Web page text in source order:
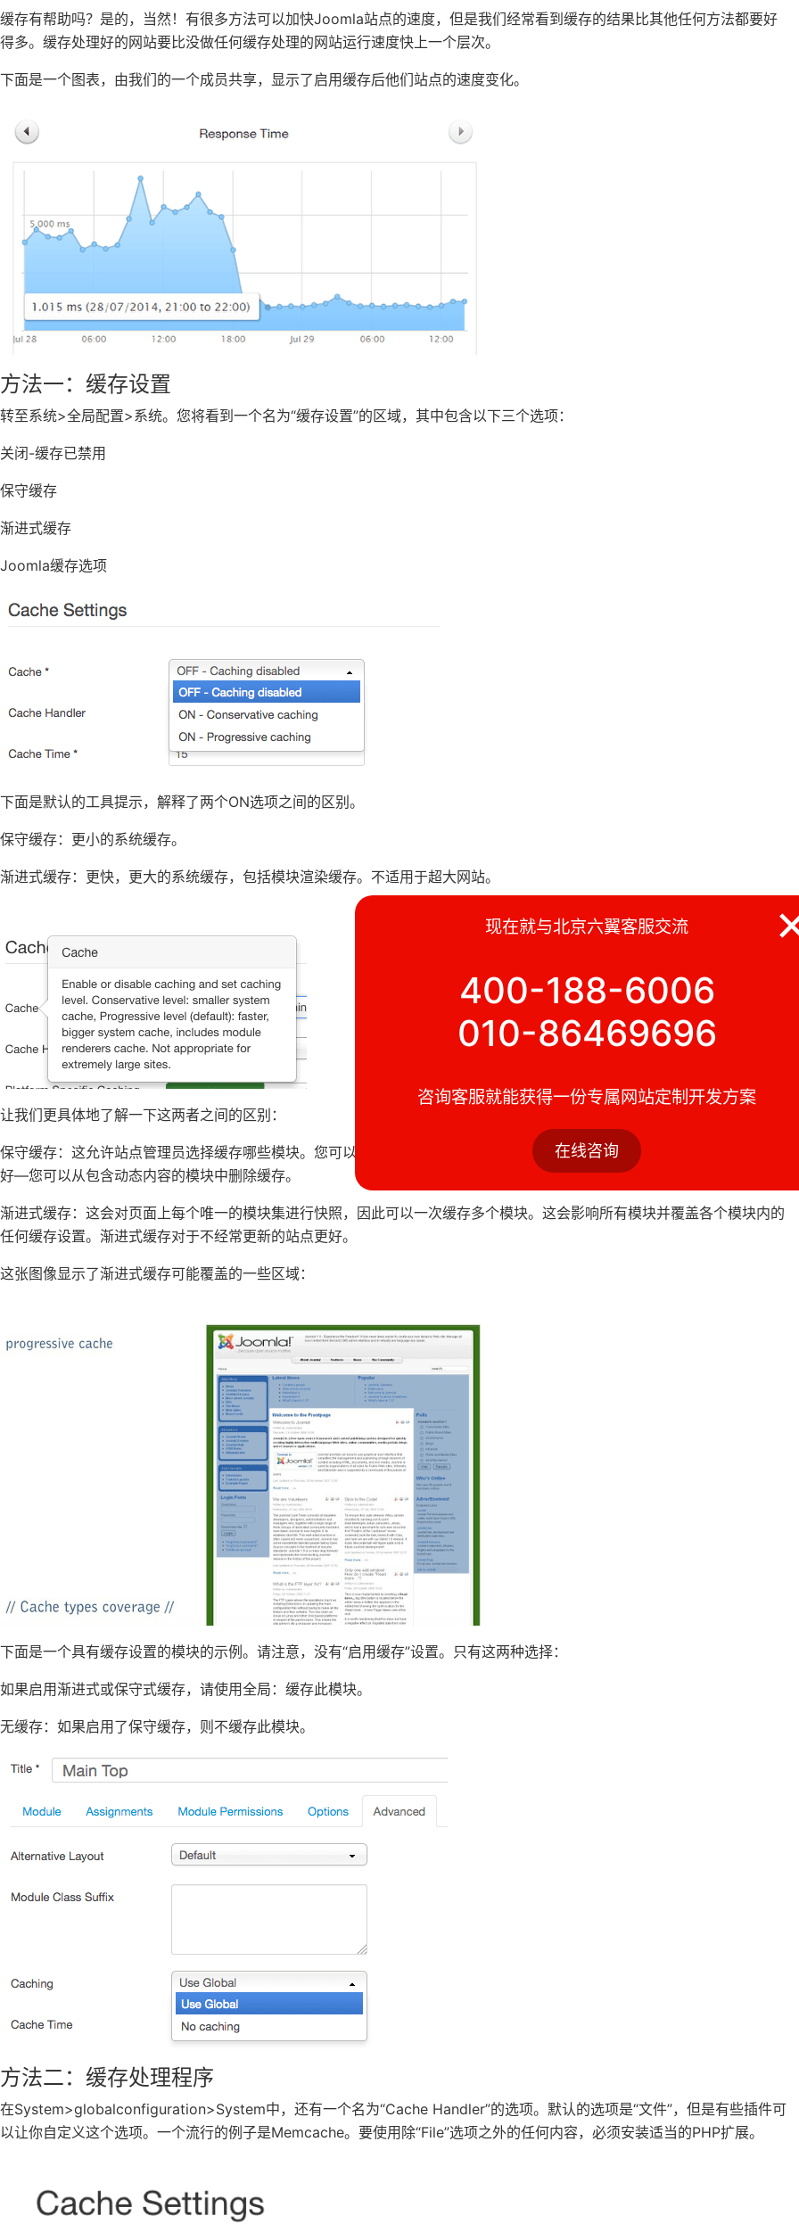
缓存有帮助吗？是的，当然！有很多方法可以加快Joomla站点的速度，但是我们经常看到缓存的结果比其他任何方法都要好
得多。缓存处理好的网站要比没做任何缓存处理的网站运行速度快上一个层次。
下面是一个图表，由我们的一个成员共享，显示了启用缓存后他们站点的速度变化。
方法一：缓存设置
转至系统>全局配置>系统。您将看到一个名为“缓存设置”的区域，其中包含以下三个选项：
关闭-缓存已禁用
保守缓存
渐进式缓存
Joomla缓存选项
下面是默认的工具提示，解释了两个ON选项之间的区别。
保守缓存：更小的系统缓存。
渐进式缓存：更快，更大的系统缓存，包括模块渲染缓存。不适用于超大网站。
让我们更具体地了解一下这两者之间的区别：
保守缓存：这允许站点管理员选择缓存哪些模块。您可以登录到每个模块并分别为其启用。保守的缓存对于频繁更新的站点更
好—您可以从包含动态内容的模块中删除缓存。
渐进式缓存：这会对页面上每个唯一的模块集进行快照，因此可以一次缓存多个模块。这会影响所有模块并覆盖各个模块内的
任何缓存设置。渐进式缓存对于不经常更新的站点更好。
这张图像显示了渐进式缓存可能覆盖的一些区域：
下面是一个具有缓存设置的模块的示例。请注意，没有“启用缓存”设置。只有这两种选择：
如果启用渐进式或保守式缓存，请使用全局：缓存此模块。
无缓存：如果启用了保守缓存，则不缓存此模块。
方法二：缓存处理程序
在System>globalconfiguration>System中，还有一个名为“Cache Handler”的选项。默认的选项是“文件”，但是有些插件可
以让你自定义这个选项。一个流行的例子是Memcache。要使用除“File”选项之外的任何内容，必须安装适当的PHP扩展。
现在就与北京六翼客服交流
400-188-6006
010-86469696
咨询客服就能获得一份专属网站定制开发方案
在线咨询